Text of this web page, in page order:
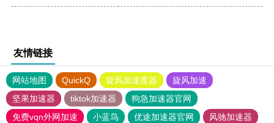
友情链接
网站地图 QuickQ 旋风加速度器
旋风加速
坚果加速器
tiktok加速器
狗急加速器官网
免费vqn外网加速
小蓝鸟 优途加速器官网
风驰加速器